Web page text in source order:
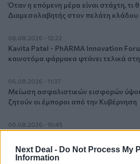
Next Deal - Do Not Process My
Information
Όταν η επόμενη μέρα είναι στάχτη, τι
Διαμεσολαβητής στον πελάτη κλάδου
06.08.2026 - 12:22
Kavita Patel - PhARMA Innovation
καινοτόμα φάρμακα φτάνει τελικά
06.08.2026 - 11:37
Μείωση ασφαλιστικών εισφορών
ζητούν οι έμποροι από την Κυβέρνηση
06.08.2026 - 10:45
ενεργειακή κρίση;